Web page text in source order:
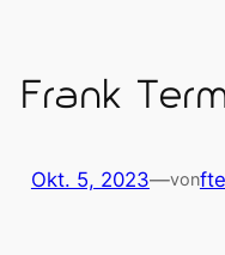
Frank
Okt. 5, 2023—von